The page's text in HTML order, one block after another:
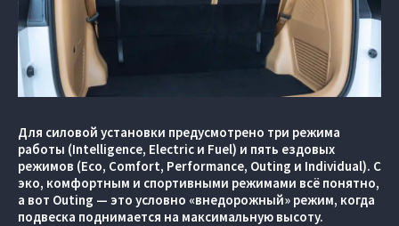
Для силовой установки предусмотрено три режима
работы (Intelligence, Electric и Fuel) и пять ездовых
режимов (Eco, Comfort, Performance, Outing и Individual). С
эко, комфортным и спортивными режимами всё понятно,
а вот Outing — это условно «внедорожный» режим, когда
подвеска поднимается на максимальную высоту.